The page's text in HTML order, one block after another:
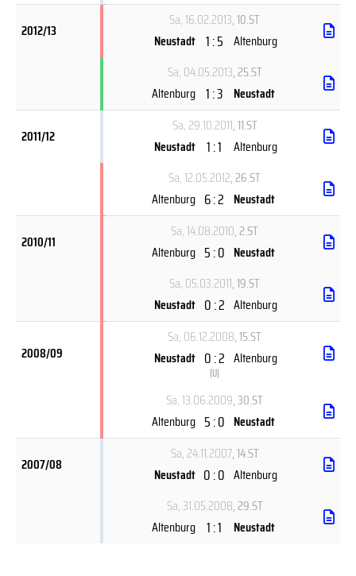
2012/13
Sa, 16.02.2013, 10.ST
Neustadt 1 : 5 Altenburg
Sa, 04.05.2013, 25.ST
Altenburg 1 : 3 Neustadt
2011/12
Sa, 29.10.2011, 11.ST
Neustadt 1 : 1
Altenburg
Sa, 12.05.2012, 26.ST
Altenburg 6 : 2 Neustadt
2010/11
Sa, 14.08.2010, 2.ST
Altenburg 5 : 0 Neustadt
Sa, 05.03.2011, 19.ST
Neustadt 0 : 2 Altenburg
2008/09
Sa, 06.12.2008, 15.ST
Neustadt 0 : 2
(U)
Altenburg
Sa, 13.06.2009, 30.ST
Altenburg 5 : 0 Neustadt
2007/08
Sa, 24.11.2007, 14.ST
Neustadt 0 : 0 Altenburg
Sa, 31.05.2008, 29.ST
Altenburg 1 : 1 Neustadt